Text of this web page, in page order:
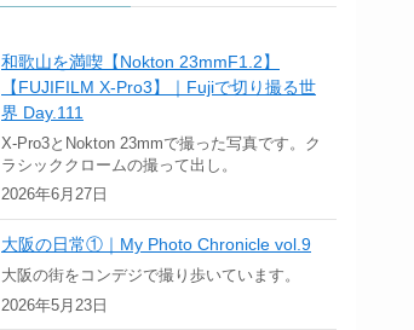
和歌山を満喫【Nokton 23mmF1.2】
【FUJIFILM X-Pro3】｜Fujiで切り撮る世
界 Day.111
2026年6月27日
X-Pro3とNokton 23mmで撮った写真です。ク
ラシッククロームの撮って出し。
大阪の日常①｜My Photo Chronicle vol.9
2026年5月23日
大阪の街をコンデジで撮り歩いています。